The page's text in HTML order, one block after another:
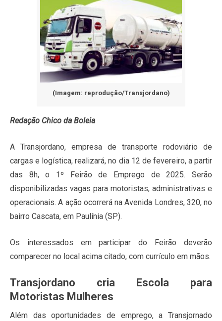
(Imagem: reprodução/Transjordano)
Redação Chico da Boleia
A Transjordano, empresa de transporte rodoviário de
cargas e logística, realizará, no dia 12 de fevereiro, a partir
das 8h, o 1º Feirão de Emprego de 2025. Serão
disponibilizadas vagas para motoristas, administrativas e
operacionais. A ação ocorrerá na Avenida Londres, 320, no
bairro Cascata, em Paulínia (SP).
Os interessados em participar do Feirão deverão
comparecer no local acima citado, com currículo em mãos.
Transjordano cria Escola para
Motoristas Mulheres
Além das oportunidades de emprego, a Transjornado